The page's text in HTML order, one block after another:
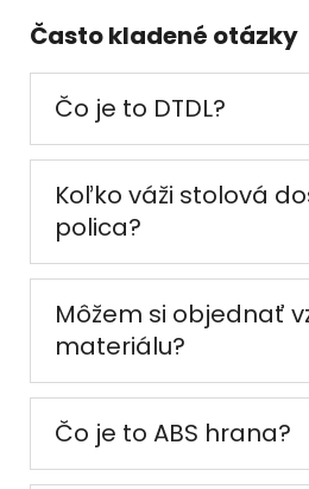
Často kladené otázky
Čo je to DTDL?
Koľko váži stolová
polica?
Môžem si objednať
materiálu?
Čo je to ABS hrana?